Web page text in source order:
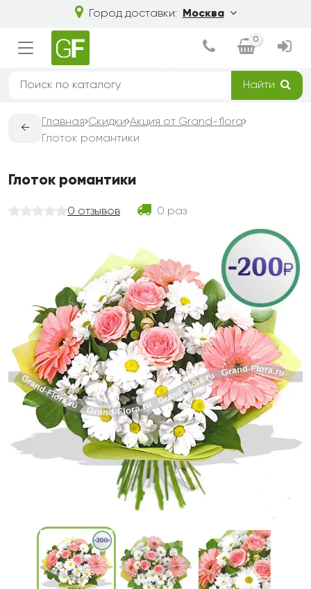
Город доставки: Москва
0
Найти
←
Главная Скидки Акция от Grand-flora
Глоток романтики
Глоток романтики
0 отзывов 0 раз